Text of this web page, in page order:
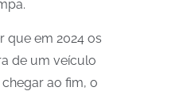
que em 2024 os
de um veículo
ao fim, o